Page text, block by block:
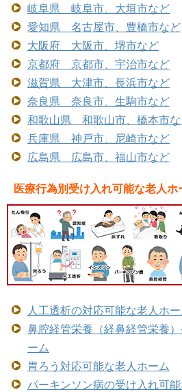
岐阜県 岐阜市、大垣市など
愛知県 名古屋市、豊橋市など
大阪府 大阪市、堺市など
京都府 京都市、宇治市など
滋賀県 大津市、長浜市など
奈良県 奈良市、生駒市など
和歌山県 和歌山市、橋本市
兵庫県 神戸市、尼崎市など
広島県 広島市、福山市など
医療行為別受け入れ可能な老人ホ
人工透析の対応可能な老人ホー
鼻腔経管栄養（経鼻経管栄養
ーム
胃ろう対応可能な老人ホーム
パーキンソン病の受け入れ可